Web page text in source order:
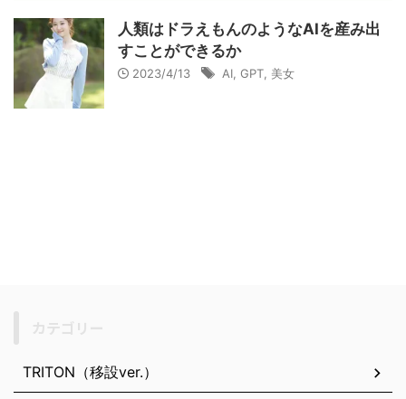
人類はドラえもんのようなAIを産み出
すことができるか
2023/4/13 AI GPT 美女
TRITON（移設ver.）